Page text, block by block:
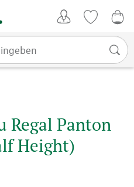
Regal Panton
Height)